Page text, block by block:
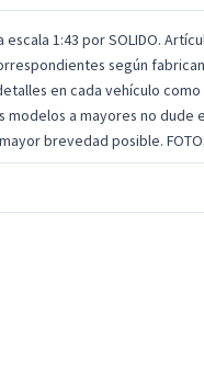
a escala 1:43 por SOLIDO.
según
en cada vehículo
modelos a mayores no
brevedad posible.